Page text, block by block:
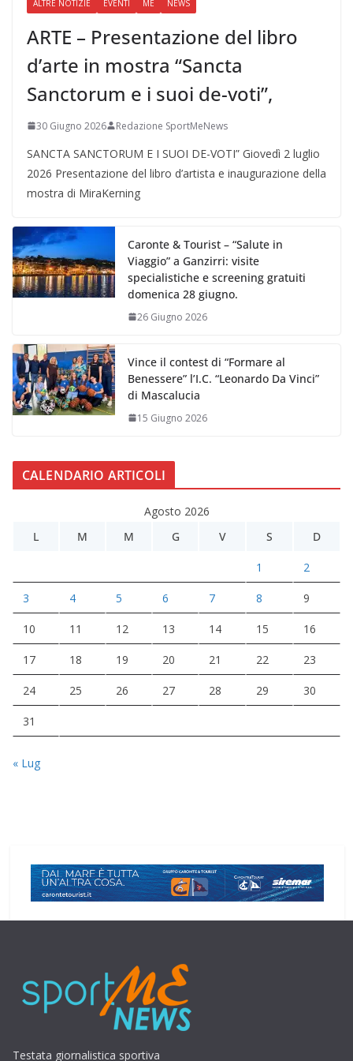
ALTRE NOTIZIE EVENTI ME NEWS
ARTE – Presentazione del libro
d’arte in mostra “Sancta
Sanctorum e i suoi de-voti”,
30 Giugno 2026 Redazione SportMeNews
SANCTA SANCTORUM E I SUOI DE-VOTI” Giovedì 2 luglio
2026 Presentazione del libro d’artista e inaugurazione della
mostra di MiraKerning
Caronte & Tourist – “Salute in
Viaggio” a Ganzirri: visite
specialistiche e screening gratuiti
domenica 28 giugno.
26 Giugno 2026
Vince il contest di “Formare al
Benessere” l’I.C. “Leonardo Da Vinci”
di Mascalucia
15 Giugno 2026
CALENDARIO ARTICOLI
Agosto 2026
L
M M G V S D
1 2
3 4 5 6 7 8 9
10 11 12 13 14 15 16
17 18 19 20 21 22 23
24 25 26 27 28 29 30
31
« Lug
Testata giornalistica sportiva